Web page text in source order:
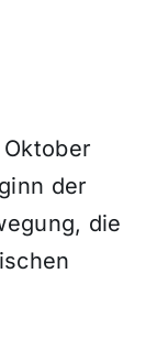
der
die